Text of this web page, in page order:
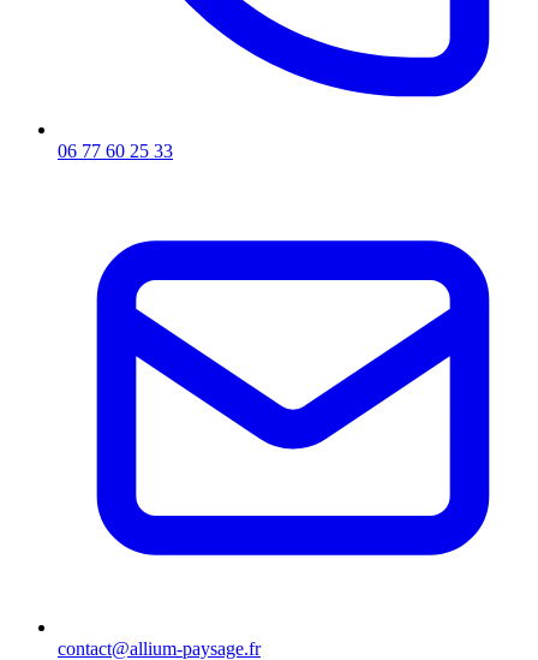
06 77 60 25 33
contact@allium-paysage.fr